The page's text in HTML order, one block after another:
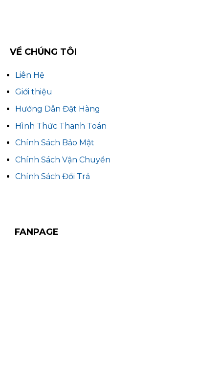
VỀ CHÚNG TÔI
Liên Hệ
Giới thiệu
Hướng Dẫn Đặt Hàng
Hình Thức Thanh Toán
Chính Sách Bảo Mật
Chính Sách Vận Chuyển
Chính Sách Đổi Trả
FANPAGE